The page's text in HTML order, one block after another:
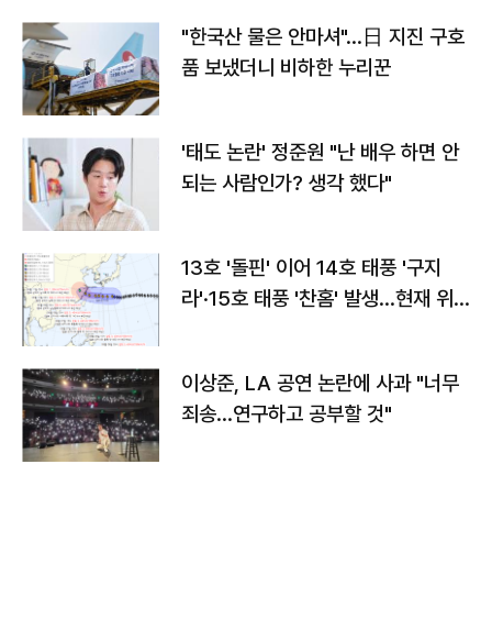
"한국산 물은 안마셔"…日 지진 구호
품 보냈더니 비하한 누리꾼
'태도 논란' 정준원 "난 배우 하면 안
되는 사람인가? 생각 했다"
13호 '돌핀' 이어 14호 태풍 '구지
라'·15호 태풍 '찬홈' 발생…현재 위
이상준, LA 공연 논란에 사과 "너무
죄송…연구하고 공부할 것"